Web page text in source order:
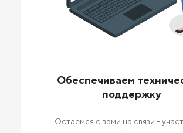
Обеспечиваем
поддержку
Остаемся с вами на связи -